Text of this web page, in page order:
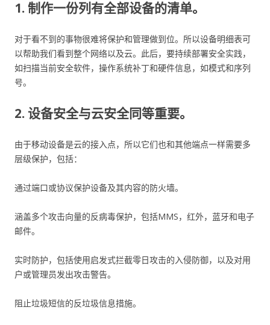
1. 制作一份列有全部设备的清单。
对于看不到的事物很难将保护和管理做到位。所以设备明细表可
以帮助我们看到整个网络以及云。此后，要持续部署安全实践，
如扫描当前安全软件，操作系统补丁和硬件信息，如模式和序列
号。
2. 设备安全与云安全同等重要。
由于移动设备是云的接入点，所以它们也和其他端点一样需要多
层级保护，包括：
通过端口或协议保护设备及其内容的防火墙。
涵盖多个攻击向量的反病毒保护，包括MMS，红外，蓝牙和电子
邮件。
实时防护，包括使用启发式拦截零日攻击的入侵防御，以及对用
户或管理员发出攻击警告。
阻止垃圾短信的反垃圾信息措施。